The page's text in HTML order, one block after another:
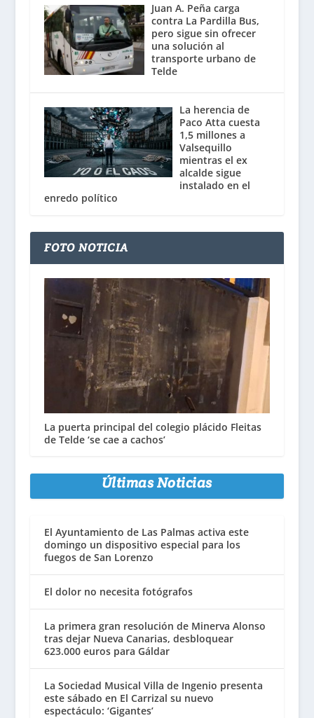
Juan A. Peña carga
contra La Pardilla Bus,
pero sigue sin ofrecer
una solución al
transporte urbano de
Telde
La herencia de
Paco Atta cuesta
1,5 millones a
Valsequillo
mientras el ex
alcalde sigue
instalado en el
enredo político
FOTO NOTICIA
La puerta principal del colegio plácido Fleitas
de Telde ‘se cae a cachos’
Últimas Noticias
El Ayuntamiento de Las Palmas activa este
domingo un dispositivo especial para los
fuegos de San Lorenzo
El dolor no necesita fotógrafos
La primera gran resolución de Minerva Alonso
tras dejar Nueva Canarias, desbloquear
623.000 euros para Gáldar
La Sociedad Musical Villa de Ingenio presenta
este sábado en El Carrizal su nuevo
espectáculo: ‘Gigantes’